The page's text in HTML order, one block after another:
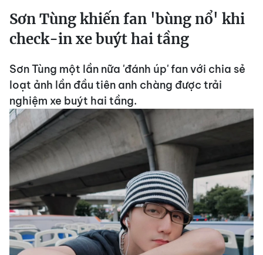
Sơn Tùng khiến fan 'bùng nổ' khi
check-in xe buýt hai tầng
Sơn Tùng một lần nữa 'đánh úp' fan với chia sẻ
loạt ảnh lần đầu tiên anh chàng được trải
nghiệm xe buýt hai tầng.